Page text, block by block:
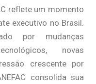
reflete um momento
executivo no Brasil.
por mudanças
novas
crescente por
consolida sua